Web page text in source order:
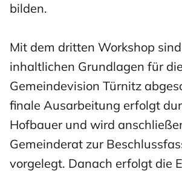
bilden.
Mit dem dritten Workshop
inhaltlichen Grundlagen für die
Gemeindevision Türnitz
finale Ausarbeitung erfolgt
Hofbauer und wird
Gemeinderat zur
vorgelegt. Danach erfolgt die